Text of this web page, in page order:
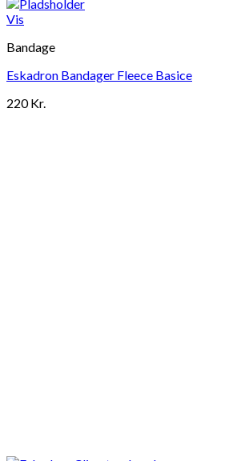
Vis
Bandage
Eskadron Bandager Fleece Basice
220Kr.